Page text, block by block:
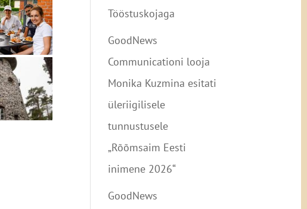
Tööstuskojaga
GoodNews
Communicationi looja
Monika Kuzmina esitati
üleriigilisele
tunnustusele
„Rõõmsaim Eesti
inimene 2026“
GoodNews